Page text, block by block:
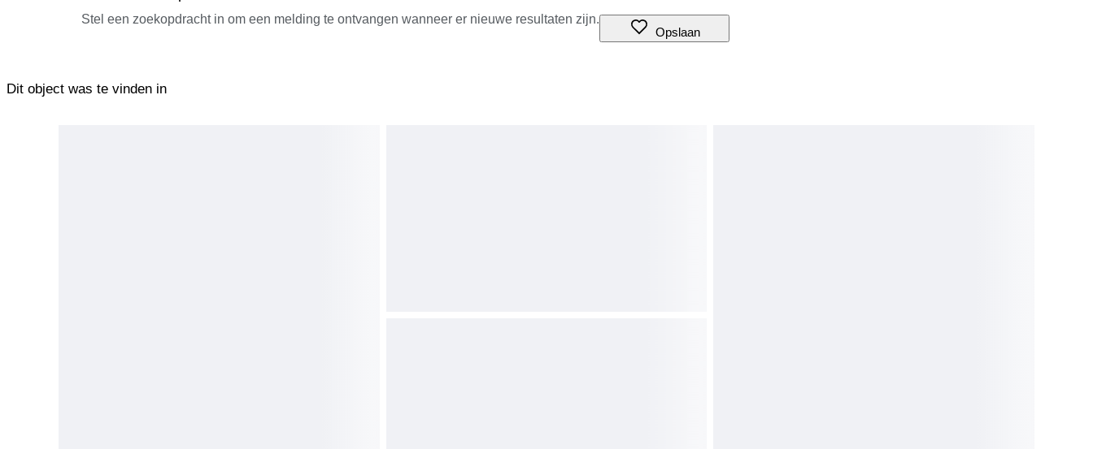
Stel een zoekopdracht in om een melding te ontvangen wanneer er nieuwe resultaten zijn.
Opslaan
Dit object was te vinden in